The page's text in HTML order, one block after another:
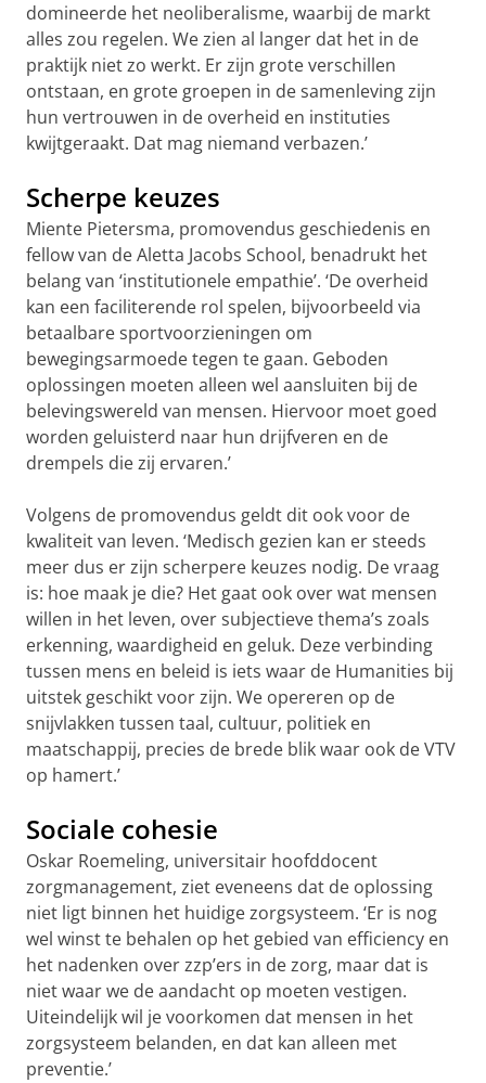
domineerde het neoliberalisme, waarbij de markt
alles zou regelen. We zien al langer dat het in de
praktijk niet zo werkt. Er zijn grote verschillen
ontstaan, en grote groepen in de samenleving zijn
hun vertrouwen in de overheid en instituties
kwijtgeraakt. Dat mag niemand verbazen.’
Scherpe keuzes
Miente Pietersma, promovendus geschiedenis en
fellow van de Aletta Jacobs School, benadrukt het
belang van ‘institutionele empathie’. ‘De overheid
kan een faciliterende rol spelen, bijvoorbeeld via
betaalbare sportvoorzieningen om
bewegingsarmoede tegen te gaan. Geboden
oplossingen moeten alleen wel aansluiten bij de
belevingswereld van mensen. Hiervoor moet goed
worden geluisterd naar hun drijfveren en de
drempels die zij ervaren.’
Volgens de promovendus geldt dit ook voor de
kwaliteit van leven. ‘Medisch gezien kan er steeds
meer dus er zijn scherpere keuzes nodig. De vraag
is: hoe maak je die? Het gaat ook over wat mensen
willen in het leven, over subjectieve thema’s zoals
erkenning, waardigheid en geluk. Deze verbinding
tussen mens en beleid is iets waar de Humanities bij
uitstek geschikt voor zijn. We opereren op de
snijvlakken tussen taal, cultuur, politiek en
maatschappij, precies de brede blik waar ook de VTV
op hamert.’
Sociale cohesie
Oskar Roemeling, universitair hoofddocent
zorgmanagement, ziet eveneens dat de oplossing
niet ligt binnen het huidige zorgsysteem. ‘Er is nog
wel winst te behalen op het gebied van efficiency en
het nadenken over zzp’ers in de zorg, maar dat is
niet waar we de aandacht op moeten vestigen.
Uiteindelijk wil je voorkomen dat mensen in het
zorgsysteem belanden, en dat kan alleen met
preventie.’